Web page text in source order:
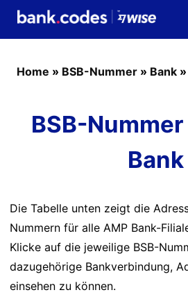
Home » BSB-Nummer » Bank »
BSB-
Bank
Die Tabelle unten zeigt die
Nummern für alle AMP Bank-
Klicke auf die jeweilige BSB-
dazugehörige Bankverbindung,
einsehen zu können.